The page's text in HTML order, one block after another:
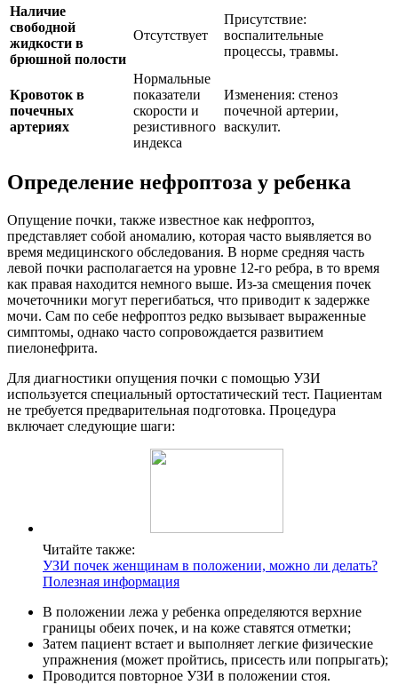
Наличие
свободной
жидкости в
брюшной полости
Отсутствует
Присутствие:
воспалительные
процессы, травмы.
Кровоток в
почечных
артериях
Нормальные
показатели
скорости и
резистивного
индекса
Изменения: стеноз
почечной артерии,
васкулит.
Определение нефроптоза у ребенка
Опущение почки, также известное как нефроптоз,
представляет собой аномалию, которая часто выявляется во
время медицинского обследования. В норме средняя часть
левой почки располагается на уровне 12-го ребра, в то время
как правая находится немного выше. Из-за смещения почек
мочеточники могут перегибаться, что приводит к задержке
мочи. Сам по себе нефроптоз редко вызывает выраженные
симптомы, однако часто сопровождается развитием
пиелонефрита.
Для диагностики опущения почки с помощью УЗИ
используется специальный ортостатический тест. Пациентам
не требуется предварительная подготовка. Процедура
включает следующие шаги:
Читайте также:
УЗИ почек женщинам в положении, можно ли делать?
Полезная информация
В положении лежа у ребенка определяются верхние
границы обеих почек, и на коже ставятся отметки;
Затем пациент встает и выполняет легкие физические
упражнения (может пройтись, присесть или попрыгать);
Проводится повторное УЗИ в положении стоя.